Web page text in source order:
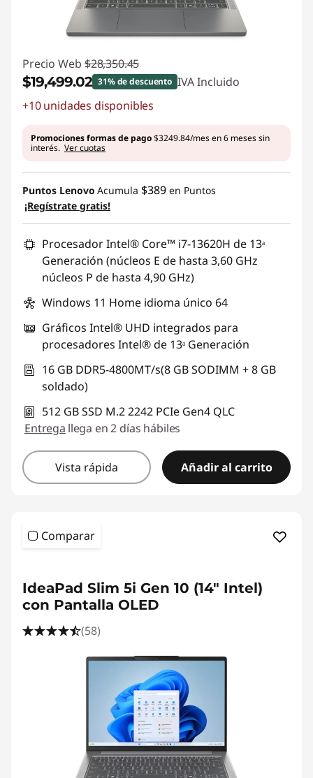
Precio Web $28,350.45
$19,499.02 31% de descuento IVA Incluido
Ahorros instantáneos :
+10 unidades disponibles
Promociones formas de pago$3249.84/mes en 6 meses sin
interés. Ver cuotas
Puntos Lenovo Acumula $389 en Puntos
¡Regístrate gratis!
Procesador Intel® Core™ i7-13620H de 13ᵃ
Generación (núcleos E de hasta 3,60 GHz
núcleos P de hasta 4,90 GHz)
Windows 11 Home idioma único 64
Gráficos Intel® UHD integrados para
procesadores Intel® de 13ᵃ Generación
16 GB DDR5-4800MT/s(8 GB SODIMM + 8 GB
soldado)
512 GB SSD M.2 2242 PCIe Gen4 QLC
Entrega llega en 2 días hábiles
Vista rápida Añadir al carrito
Comparar
IdeaPad Slim 5i Gen 10 (14" Intel)
con Pantalla OLED
(58)